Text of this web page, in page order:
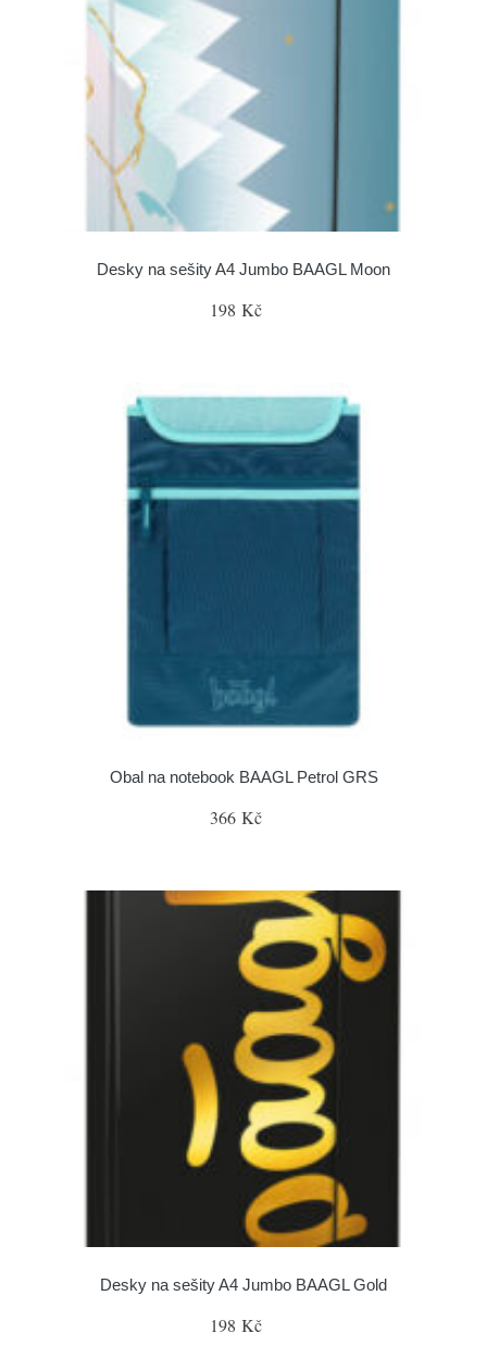
Desky na sešity A4 Jumbo BAAGL Moon
198 Kč
Obal na notebook BAAGL Petrol GRS
366 Kč
Desky na sešity A4 Jumbo BAAGL Gold
198 Kč